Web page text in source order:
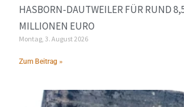
HASBORN-DAUTWEILER FÜR RUND
MILLIONEN EURO
Montag, 3. August 2026
Zum Beitrag »